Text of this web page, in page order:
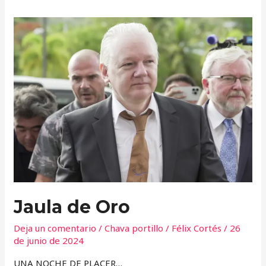
Jaula de Oro
Deja un comentario /Chava portillo / Félix Cortés/ 26
de junio de 2024
UNA NOCHE DE PLACER…
Jaula
de
Oro